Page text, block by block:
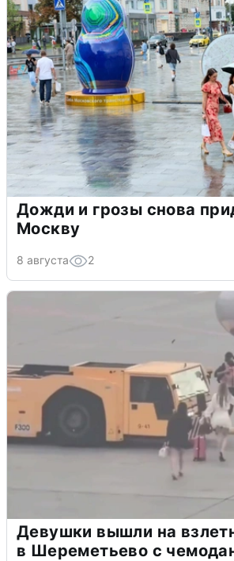
Дожди и грозы снова
Москву
8 августа 2
Девушки вышли на
в Шереметьево с